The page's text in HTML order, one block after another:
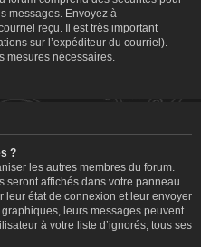
messages. Envoyez à
reçu. Il est très important
sur l’expéditeur du courriel).
mesures nécessaires.
?
les autres membres du forum.
seront affichés dans votre panneau
leur état de connexion et leur envoyer
leurs messages peuvent
à votre liste d’ignorés, tous ses